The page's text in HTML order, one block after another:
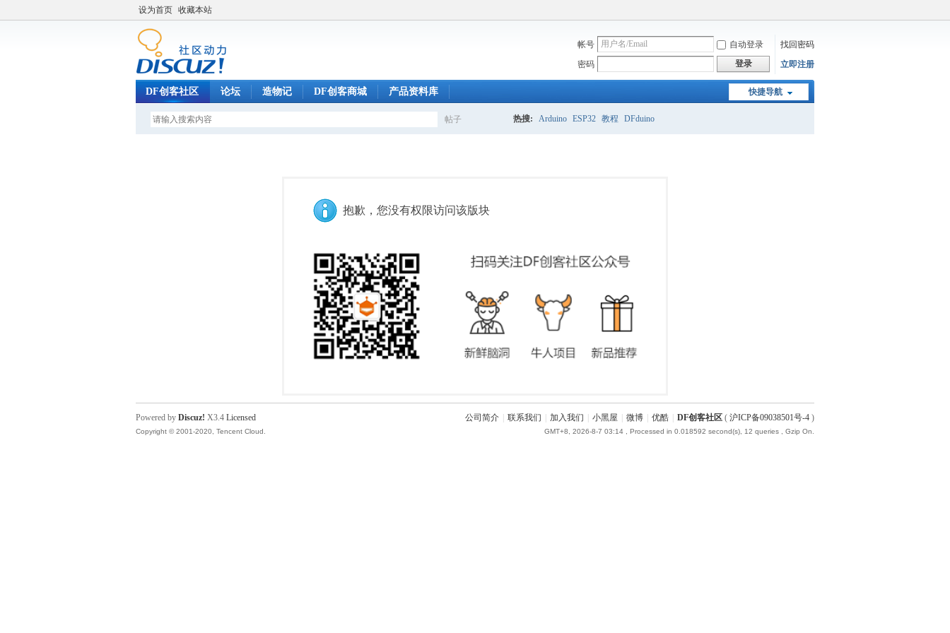
设为首页 收藏本站
帐号 自动登录
找回密码
密码
登录 立即注册
快捷导航
DF创客社区 论坛 造物记 DF创客商城 产品资料库
帖子 热搜: Arduino ESP32 教程 DFduino
抱歉，您没有权限访问该版块
公司简介 联系我们 加入我们 小黑屋 微博 优酷 DF创客社区 ( 沪ICP备09038501号-4 )
GMT+8, 2026-8-7 03:14 , Processed in 0.018592 second(s), 12 queries , Gzip On.
Powered by Discuz! X3.4 Licensed
Copyright © 2001-2020, Tencent Cloud.